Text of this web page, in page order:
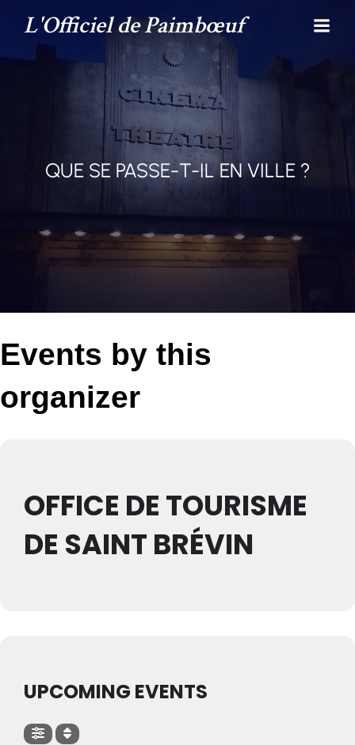
L'Officiel de Paimbœuf
QUE SE PASSE-T-IL EN VILLE ?
Events by this
organizer
OFFICE DE TOURISME
DE SAINT BRÉVIN
UPCOMING EVENTS